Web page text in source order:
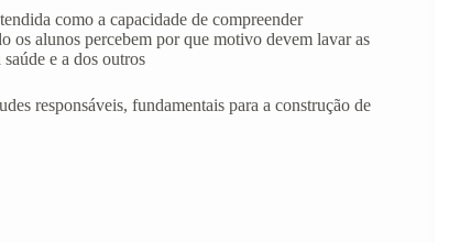
como a capacidade de compreender
os alunos percebem por que motivo devem lavar as
e a dos outros
responsáveis, fundamentais para a construção de